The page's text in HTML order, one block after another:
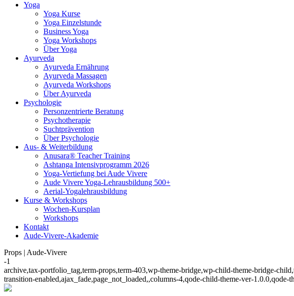
Yoga
Yoga Kurse
Yoga Einzelstunde
Business Yoga
Yoga Workshops
Über Yoga
Ayurveda
Ayurveda Ernährung
Ayurveda Massagen
Ayurveda Workshops
Über Ayurveda
Psychologie
Personzentrierte Beratung
Psychotherapie
Suchtprävention
Über Psychologie
Aus- & Weiterbildung
Anusara® Teacher Training
Ashtanga Intensivprogramm 2026
Yoga-Vertiefung bei Aude Vivere
Aude Vivere Yoga-Lehrausbildung 500+
Aerial-Yogalehrausbildung
Kurse & Workshops
Wochen-Kursplan
Workshops
Kontakt
Aude-Vivere-Akademie
Props | Aude-Vivere
-1
archive,tax-portfolio_tag,term-props,term-403,wp-theme-bridge,wp-child-theme-bridge-
transition-enabled,ajax_fade,page_not_loaded,,columns-4,qode-child-theme-ver-